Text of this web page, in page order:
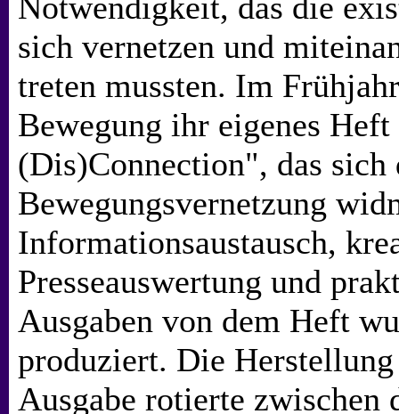
Notwendigkeit, das die
sich vernetzen und
treten mussten. Im
Bewegung ihr eigenes
(Dis)Connection", das sich
Bewegungsvernetzung
Informationsaustausch,
Presseauswertung und
Ausgaben von dem Heft
produziert. Die
Ausgabe rotierte zwischen